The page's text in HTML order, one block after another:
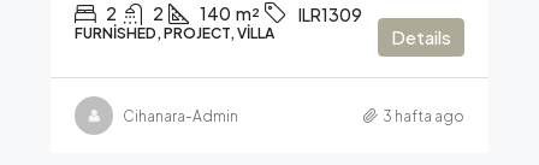
2 2 140 m² ILR1309
FURNISHED, PROJECT, VILLA Details
Cihanara-Admin 3 hafta ago